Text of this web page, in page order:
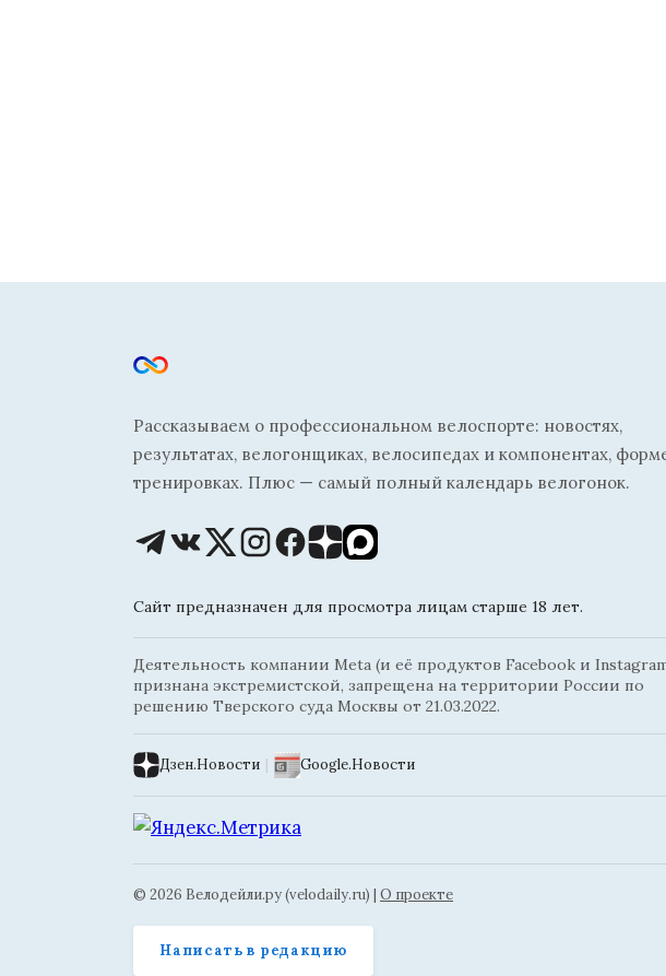
Рассказываем о профессиональном велоспорте: новостях,
результатах, велогонщиках, велосипедах и компонентах,
тренировках. Плюс — самый полный календарь велогонок.
Сайт предназначен для просмотра лицам старше 18 лет.
Деятельность компании Meta (и её продуктов Facebook и
признана экстремистской, запрещена на территории России по
решению Тверского суда Москвы от 21.03.2022.
Дзен.Новости | Google.Новости
© 2026 Велодейли.ру (velodaily.ru) | О проекте
Написать в редакцию